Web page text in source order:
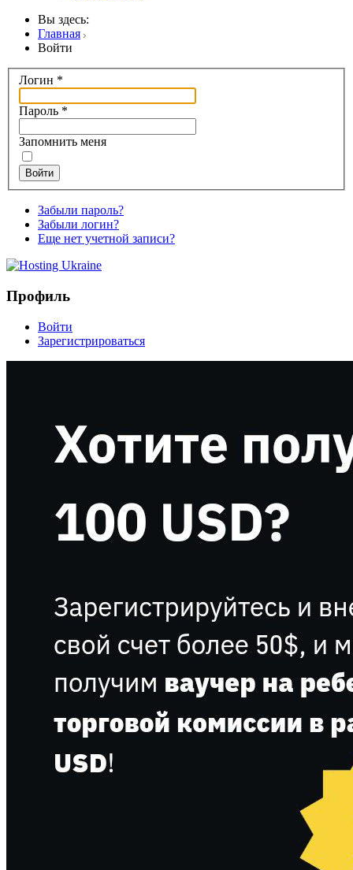
Вы здесь:
Главная
Войти
Логин *
Пароль *
Запомнить меня
Войти
Забыли пароль?
Забыли логин?
Еще нет учетной записи?
Профиль
Войти
Зарегистрироваться